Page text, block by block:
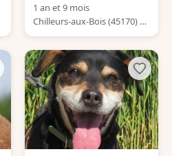
1 an et 9 mois
Chilleurs-aux-Bois (45170) Fr
ance